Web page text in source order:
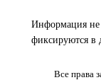
Информация не
фиксируются в
Все права